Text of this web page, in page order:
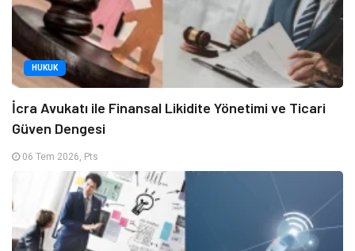
HUKUK
İcra Avukatı ile Finansal Likidite Yönetimi ve Ticari
Güven Dengesi
06 Tem 2026, Pts